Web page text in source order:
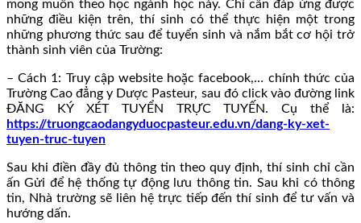
mong muốn theo học ngành học này. Chỉ cần đáp ứng được
những điều kiện trên, thí sinh có thể thực hiện một trong
những phương thức sau để tuyển sinh và nắm bắt cơ hội trở
thành sinh viên của Trường:
– Cách 1: Truy cập website hoặc facebook,… chính thức của
Trường Cao đẳng y Dược Pasteur, sau đó click vào đường link
ĐĂNG KÝ XÉT TUYỂN TRỰC TUYẾN. Cụ thể là:
https://truongcaodangyduocpasteur.edu.vn/dang-ky-xet-
tuyen-truc-tuyen
Sau khi điền đầy đủ thông tin theo quy định, thí sinh chỉ cần
ấn Gửi để hệ thống tự động lưu thông tin. Sau khi có thông
tin, Nhà trường sẽ liên hệ trực tiếp đến thí sinh để tư vấn và
hướng dấn.